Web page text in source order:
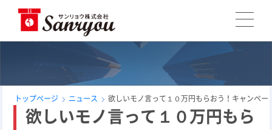
トップページ ニュース 欲しいモノ言って１０万円もらおう！キャンペー
欲しいモノ言って１０万円もら